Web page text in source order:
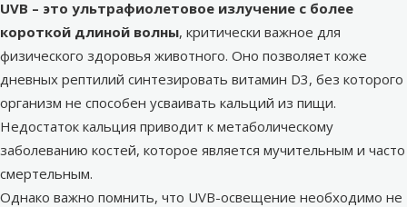
UVB – это ультрафиолетовое излучение с более
короткой длиной волны, критически важное для
физического здоровья животного. Оно позволяет коже
дневных рептилий синтезировать витамин D3, без которого
организм не способен усваивать кальций из пищи.
Недостаток кальция приводит к метаболическому
заболеванию костей, которое является мучительным и часто
смертельным.
Однако важно помнить, что UVB-освещение необходимо не